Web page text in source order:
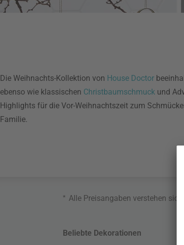
Die Weihnachts-Kollektion von House Doctor
ebenso wie klassischen Christbaumschmuck und
Highlights für die Vor-Weihnachtszeit zum
Familie.
* Alle Preisangaben verstehen
Beliebte Dekorationen